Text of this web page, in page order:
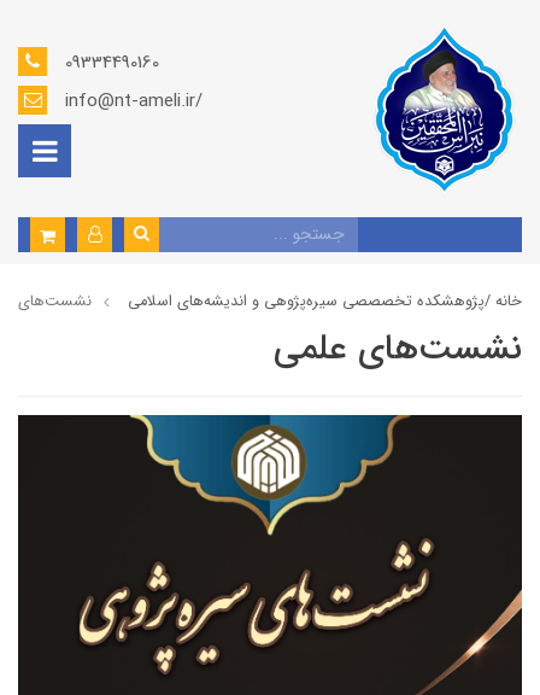
09334490160
info@nt-ameli.ir/
خانه /پژوهشكده تخصصصى سیره‌پژوهی و اندیشه‌های اسلامی نشست‌های
نشست‌های علمی